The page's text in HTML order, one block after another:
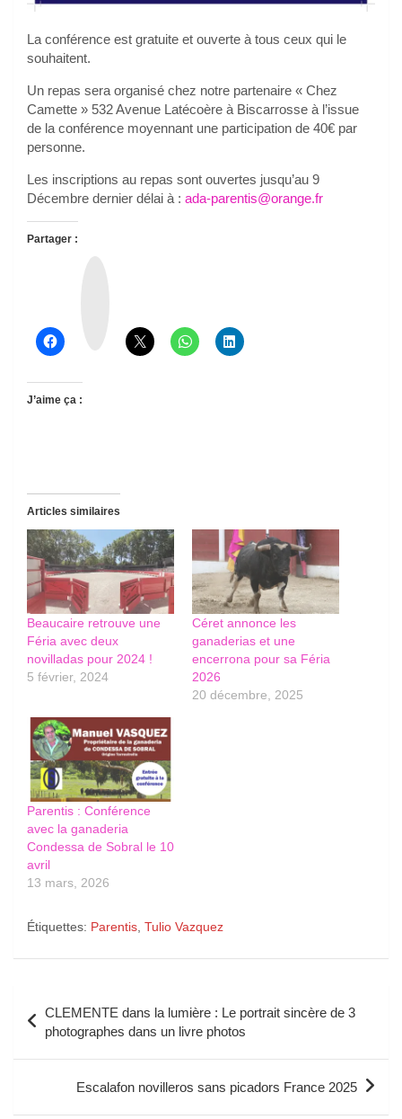
La conférence est gratuite et ouverte à tous ceux qui le
souhaitent.
Un repas sera organisé chez notre partenaire « Chez
Camette » 532 Avenue Latécoère à Biscarrosse à l’issue
de la conférence moyennant une participation de 40€ par
personne.
Les inscriptions au repas sont ouvertes jusqu’au 9
Décembre dernier délai à : ada-parentis@orange.fr
Partager :
J’aime ça :
Articles similaires
Beaucaire retrouve une
Féria avec deux
novilladas pour 2024 !
5 février, 2024
Céret annonce les
ganaderias et une
encerrona pour sa Féria
2026
20 décembre, 2025
Parentis : Conférence
avec la ganaderia
Condessa de Sobral le 10
avril
13 mars, 2026
Étiquettes: Parentis Tulio Vazquez
de
l’article
CLEMENTE dans la lumière : Le portrait sincère de 3
photographes dans un livre photos
Escalafon novilleros sans picadors France 2025